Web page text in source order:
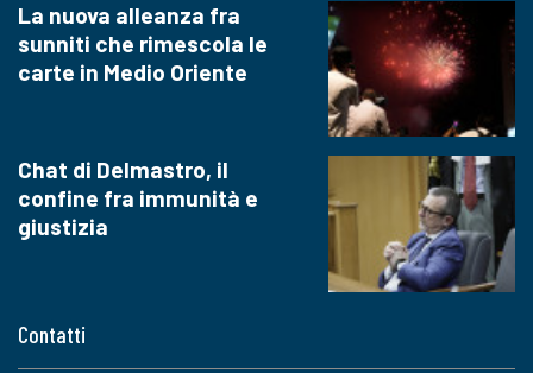
Contatti
La nuova alleanza fra
sunniti che rimescola le
carte in Medio Oriente
Chat di Delmastro, il
confine fra immunità e
giustizia